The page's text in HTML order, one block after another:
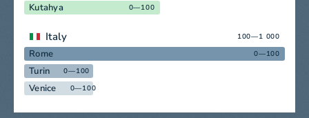
Kutahya 0—100
Italy 100—1 000
Rome 0—100
Turin 0—100
Venice 0—100